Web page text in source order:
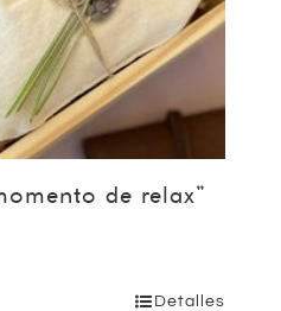
de relax”
Detalles